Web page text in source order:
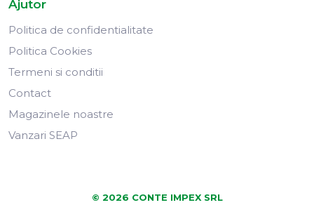
Ajutor
Politica de confidentialitate
Politica Cookies
Termeni si conditii
Contact
Magazinele noastre
Vanzari SEAP
© 2026 CONTE IMPEX SRL